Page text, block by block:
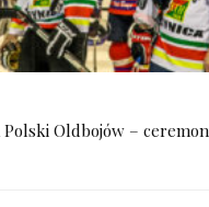
Oldbojów –